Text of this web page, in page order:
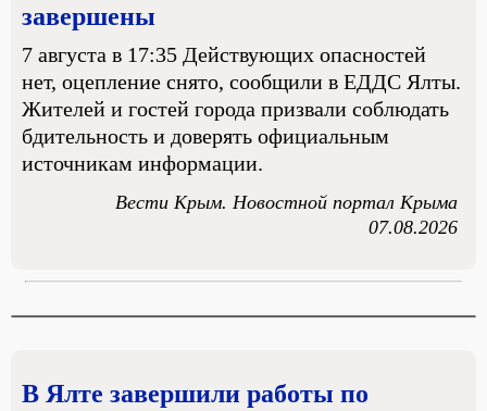
завершены
7 августа в 17:35 Действующих опасностей
нет, оцепление снято, сообщили в ЕДДС Ялты.
Жителей и гостей города призвали соблюдать
бдительность и доверять официальным
источникам информации.
Вести Крым. Новостной портал Крыма
07.08.2026
В Ялте завершили работы по